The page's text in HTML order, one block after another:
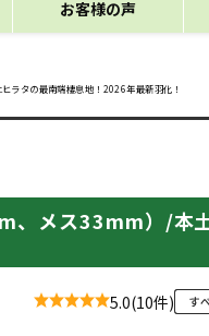
お客様の声
ラタの最南端棲息地！2026年最新羽化！
、メス33mm）/本
5.0(10件)